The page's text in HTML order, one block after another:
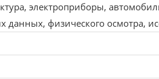
электроприборы,
данных, физического осмотра,